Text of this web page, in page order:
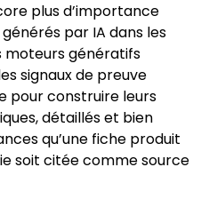
plus d’importance
par IA dans les
moteurs génératifs
signaux de preuve
pour construire leurs
détaillés et bien
qu’une fiche produit
soit citée comme source